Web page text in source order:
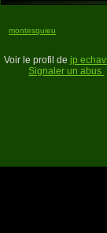
montesquieu
Voir le profil de jp
Signaler un abus